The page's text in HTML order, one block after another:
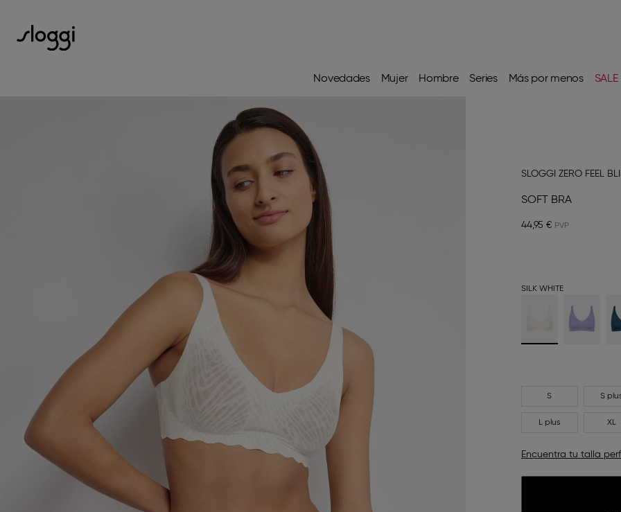
Novedades Mujer Hombre Series Más por menos SALE
SLOGGI ZERO FEEL
SOFT BRA
44,95 €
SILK WHITE
S S
L plus XL
Encuentra tu talla